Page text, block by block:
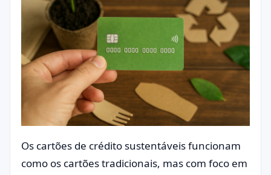
Os cartões de crédito sustentáveis funcionam
como os cartões tradicionais, mas com foco em